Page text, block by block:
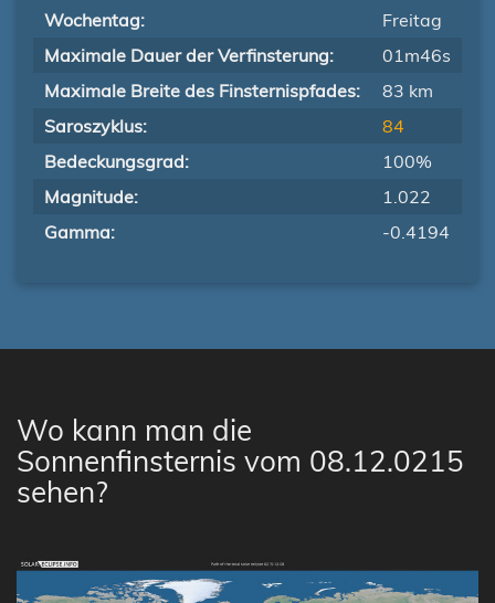
Wochentag:
Freitag
Maximale Dauer der Verfinsterung:
01m46s
Maximale Breite des Finsternispfades:
83 km
Saroszyklus:
84
Bedeckungsgrad:
100%
Magnitude:
1.022
Gamma:
-0.4194
Wo kann man die
Sonnenfinsternis vom 08.12.0215
sehen?